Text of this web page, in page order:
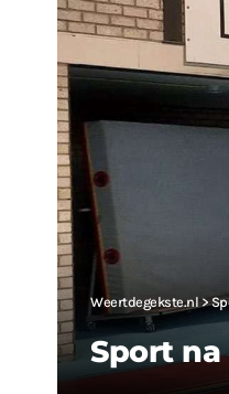
Weertdegekste.nl>
Sport